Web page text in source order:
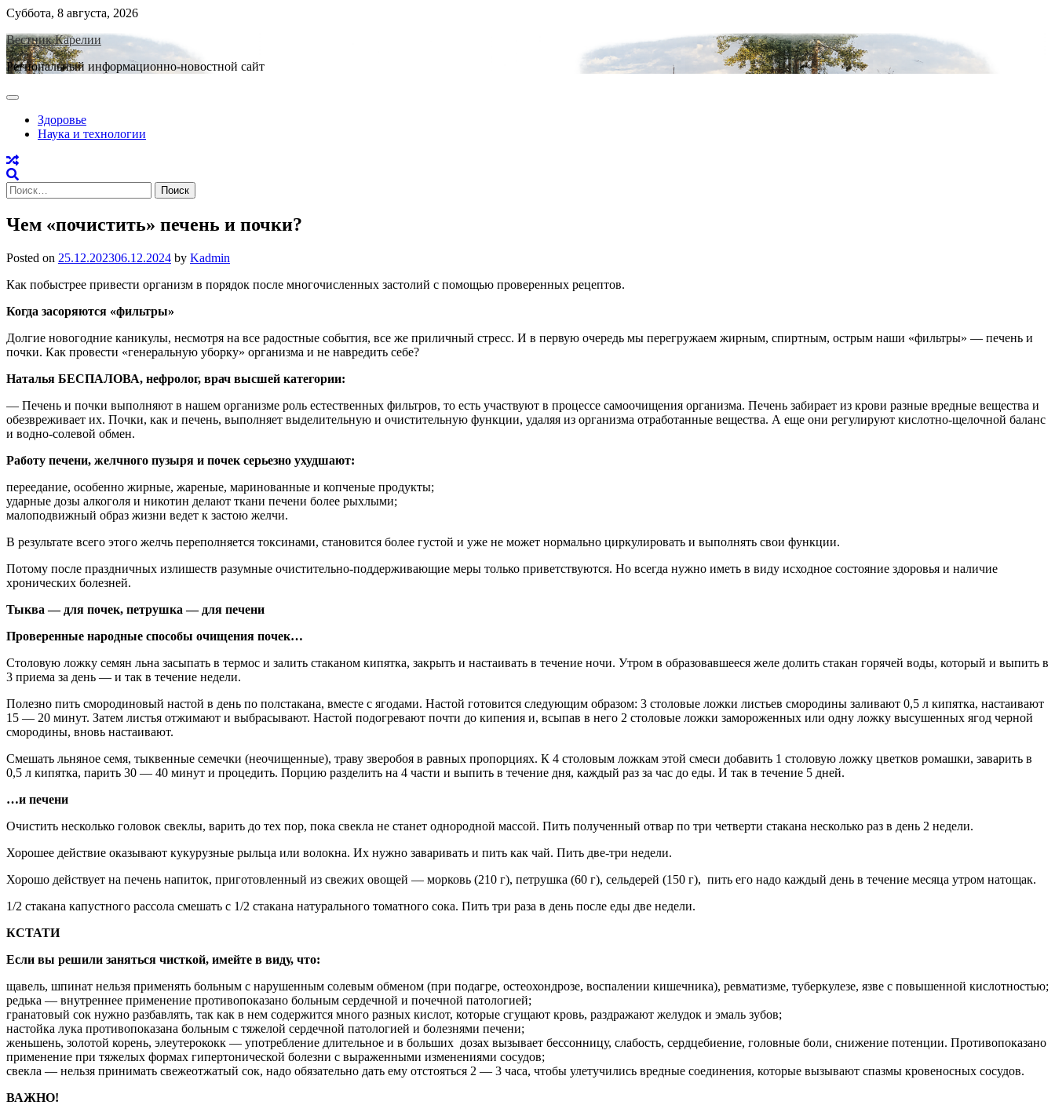
Skip
content
Суббота, 8 августа, 2026
Вестник Карелии
Региональный информационно-новостной сайт
Здоровье
Наука и технологии
Найти:
Чем «почистить» печень и почки?
Posted on 25.12.202306.12.2024 by Kadmin
Как побыстрее привести организм в порядок после многочисленных застолий с помощью проверенных рецептов.
Когда засоряются «фильтры»
Долгие новогодние каникулы, несмотря на все радостные события, все же приличный стресс. И в первую очередь мы перегружаем жирным, спиртным, острым наши «фильтры» — печень и
почки. Как провести «генеральную уборку» организма и не навредить себе?
Наталья БЕСПАЛОВА, нефролог, врач высшей категории:
— Печень и почки выполняют в нашем организме роль естественных фильтров, то есть участвуют в процессе самоочищения организма. Печень забирает из крови разные вредные вещества и
обезвреживает их. Почки, как и печень, выполняет выделительную и очистительную функции, удаляя из организма отработанные вещества. А еще они регулируют кислотно-щелочной баланс
и водно-солевой обмен.
Работу печени, желчного пузыря и почек серьезно ухудшают:
переедание, особенно жирные, жареные, маринованные и копченые продукты;
ударные дозы алкоголя и никотин делают ткани печени более рыхлыми;
малоподвижный образ жизни ведет к застою желчи.
В результате всего этого желчь переполняется токсинами, становится более густой и уже не может нормально циркулировать и выполнять свои функции.
Потому после праздничных излишеств разумные очистительно-поддерживающие меры только приветствуются. Но всегда нужно иметь в виду исходное состояние здоровья и наличие
хронических болезней.
Тыква — для почек, петрушка — для печени
Проверенные народные способы очищения почек…
Столовую ложку семян льна засыпать в термос и залить стаканом кипятка, закрыть и настаивать в течение ночи. Утром в образовавшееся желе долить стакан горячей воды, который и выпить в
3 приема за день — и так в течение недели.
Полезно пить смородиновый настой в день по полстакана, вместе с ягодами. Настой готовится следующим образом: 3 столовые ложки листьев смородины заливают 0,5 л кипятка, настаивают
15 — 20 минут. Затем листья отжимают и выбрасывают. Настой подогревают почти до кипения и, всыпав в него 2 столовые ложки замороженных или одну ложку высушенных ягод черной
смородины, вновь настаивают.
Смешать льняное семя, тыквенные семечки (неочищенные), траву зверобоя в равных пропорциях. К 4 столовым ложкам этой смеси добавить 1 столовую ложку цветков ромашки, заварить в
0,5 л кипятка, парить 30 — 40 минут и процедить. Порцию разделить на 4 части и выпить в течение дня, каждый раз за час до еды. И так в течение 5 дней.
…и печени
Очистить несколько головок свеклы, варить до тех пор, пока свекла не станет однородной массой. Пить полученный отвар по три четверти стакана несколько раз в день 2 недели.
Хорошее действие оказывают кукурузные рыльца или волокна. Их нужно заваривать и пить как чай. Пить две-три недели.
Хорошо действует на печень напиток, приготовленный из свежих овощей — морковь (210 г), петрушка (60 г), сельдерей (150 г), пить его надо каждый день в течение месяца утром натощак.
1/2 стакана капустного рассола смешать с 1/2 стакана натурального томатного сока. Пить три раза в день после еды две недели.
КСТАТИ
Если вы решили заняться чисткой, имейте в виду, что:
щавель, шпинат нельзя применять больным с нарушенным солевым обменом (при подагре, остеохондрозе, воспалении кишечника), ревматизме, туберкулезе, язве с повышенной кислотностью;
редька — внутреннее применение противопоказано больным сердечной и почечной патологией;
гранатовый сок нужно разбавлять, так как в нем содержится много разных кислот, которые сгущают кровь, раздражают желудок и эмаль зубов;
настойка лука противопоказана больным с тяжелой сердечной патологией и болезнями печени;
женьшень, золотой корень, элеутерококк — употребление длительное и в больших дозах вызывает бессонницу, слабость, сердцебиение, головные боли, снижение потенции. Противопоказано
применение при тяжелых формах гипертонической болезни с выраженными изменениями сосудов;
свекла — нельзя принимать свежеотжатый сок, надо обязательно дать ему отстояться 2 — 3 часа, чтобы улетучились вредные соединения, которые вызывают спазмы кровеносных сосудов.
ВАЖНО!